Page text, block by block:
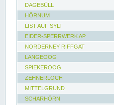
DAGEBÜLL
HÖRNUM
LIST AUF SYLT
EIDER-SPERRWERK AP
NORDERNEY RIFFGAT
LANGEOOG
SPIEKEROOG
ZEHNERLOCH
MITTELGRUND
SCHARHÖRN